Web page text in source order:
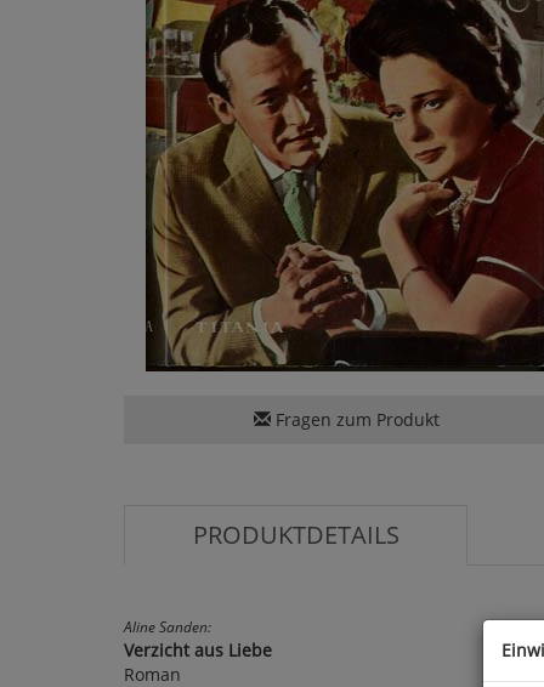
Fragen zum Produkt
PRODUKTDETAILS
Aline Sanden:
Verzicht aus Liebe
Roman